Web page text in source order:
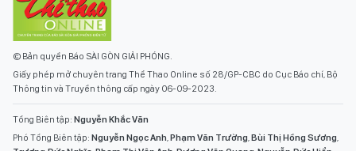
© Bản quyền Báo SÀI GÒN GIẢI PHÓNG.
Giấy phép mở chuyên trang Thể Thao Online số 28/GP-CBC do Cục Báo chí, Bộ
Thông tin và Truyền thông cấp ngày 06-09-2023.
Tổng Biên tập: Nguyễn Khắc Văn
Phó Tổng Biên tập: Nguyễn Ngọc Anh,Phạm Văn Trường,Bùi Thị Hồng Sương,